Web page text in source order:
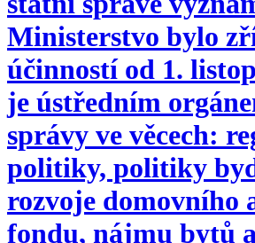
Ministerstvo bylo
účinností od 1.
je ústředním
správy ve věcech:
politiky, politiky
rozvoje domovního
fondu, nájmu bytů